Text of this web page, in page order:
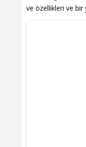
ve özellikleri ve bir